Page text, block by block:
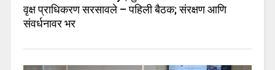
वृक्ष प्राधिकरण सरसावले – पहिली बैठक; संरक्षण आणि
संवर्धनावर भर